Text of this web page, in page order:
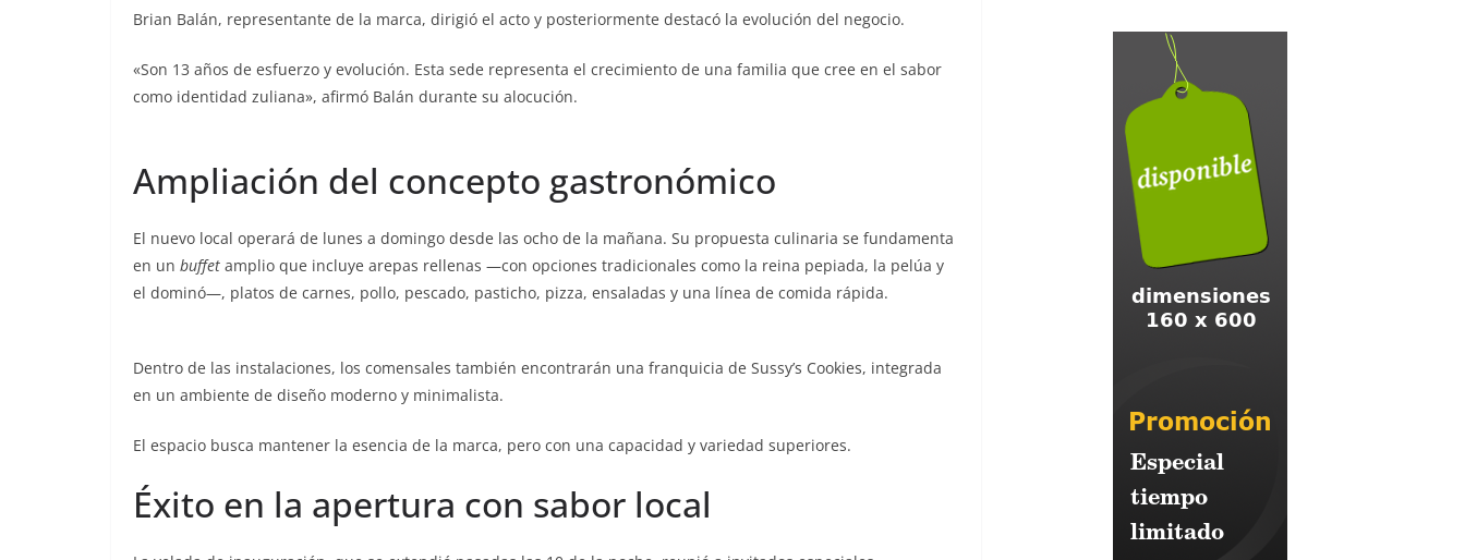
Brian Balán, representante de la marca, dirigió el acto y posteriormente destacó la evolución del negocio.
«Son 13 años de esfuerzo y evolución. Esta sede representa el crecimiento de una familia que cree en el sabor
como identidad zuliana», afirmó Balán durante su alocución.
Ampliación del concepto gastronómico
El nuevo local operará de lunes a domingo desde las ocho de la mañana. Su propuesta culinaria se fundamenta
en un buffet amplio que incluye arepas rellenas —con opciones tradicionales como la reina pepiada, la pelúa y
el dominó—, platos de carnes, pollo, pescado, pasticho, pizza, ensaladas y una línea de comida rápida.
Dentro de las instalaciones, los comensales también encontrarán una franquicia de Sussy’s Cookies, integrada
en un ambiente de diseño moderno y minimalista.
El espacio busca mantener la esencia de la marca, pero con una capacidad y variedad superiores.
Éxito en la apertura con sabor local